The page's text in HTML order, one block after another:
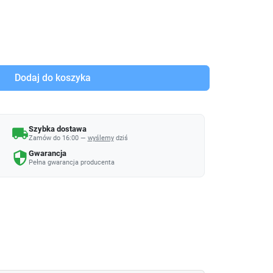
Dodaj do koszyka
local_shippingSzybka dostawa
Zamów do 16:00 — wyślemydziś
security Gwarancja
Pełna gwarancja producenta